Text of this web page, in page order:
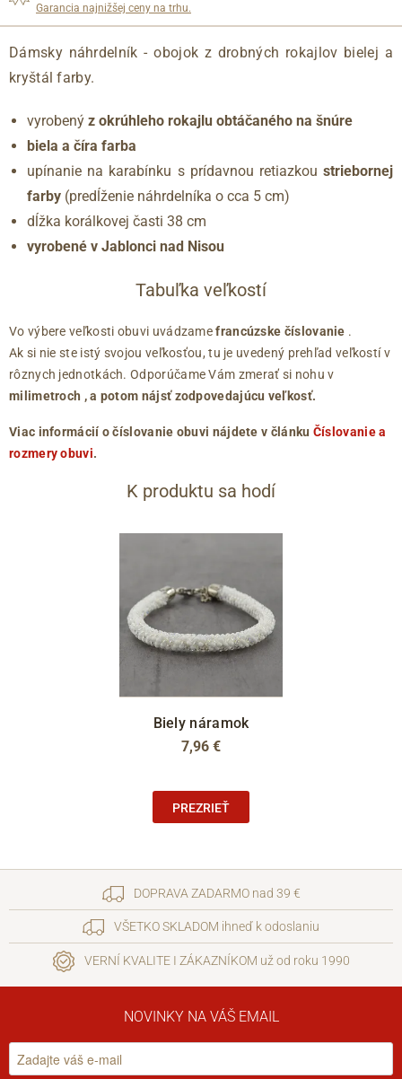
Garancia najnižšej ceny na trhu.
Dámsky náhrdelník - obojok z drobných rokajlov bielej a
kryštál farby.
vyrobený z okrúhleho rokajlu obtáčaného na šnúre
biela a číra farba
upínanie na karabínku s prídavnou retiazkou striebornej
farby (predĺženie náhrdelníka o cca 5 cm)
dĺžka korálkovej časti 38 cm
vyrobené v Jablonci nad Nisou
Tabuľka veľkostí
Vo výbere veľkosti obuvi uvádzamefrancúzske číslovanie .
Ak si nie ste istý svojou veľkosťou, tu je uvedený prehľad veľkostí v
rôznych jednotkách. Odporúčame Vám zmerať si nohu v
milimetroch , a potom nájsť zodpovedajúcu veľkosť.
Viac informácií o číslovanie obuvi nájdete v článku Číslovanie a
rozmery obuvi.
K produktu sa hodí
Biely náramok
7,96 €
PREZRIEŤ
DOPRAVA ZADARMO nad 39 €
VŠETKO SKLADOM ihneď k odoslaniu
VERNÍ KVALITE I ZÁKAZNÍKOM už od roku 1990
NOVINKY NA VÁŠ EMAIL